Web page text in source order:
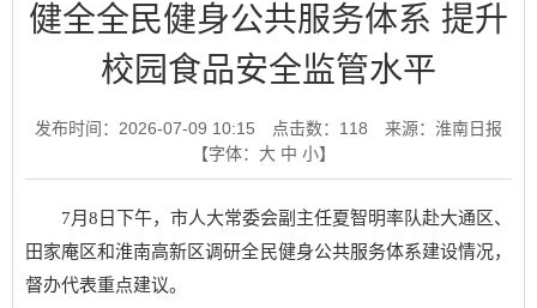
健全全民健身公共服务体系 提升
校园食品安全监管水平
发布时间：2026-07-09 10:15 点击数： 118
来源：淮南日报
【字体： 大 中 小】
7月8日下午，市人大常委会副主任夏智明率队赴大通区、
田家庵区和淮南高新区调研全民健身公共服务体系建设情况，
督办代表重点建议。